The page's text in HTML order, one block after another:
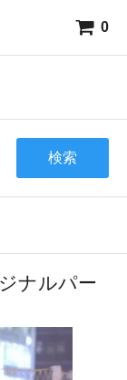
0
検索
ナルパー